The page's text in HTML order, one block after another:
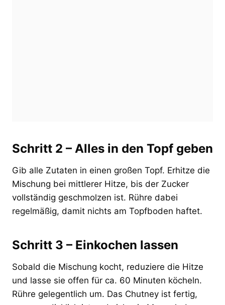
Schritt 2 – Alles in den Topf geben
Gib alle Zutaten in einen großen Topf. Erhitze die
Mischung bei mittlerer Hitze, bis der Zucker
vollständig geschmolzen ist. Rühre dabei
regelmäßig, damit nichts am Topfboden haftet.
Schritt 3 – Einkochen lassen
Sobald die Mischung kocht, reduziere die Hitze
und lasse sie offen für ca. 60 Minuten köcheln.
Rühre gelegentlich um. Das Chutney ist fertig,